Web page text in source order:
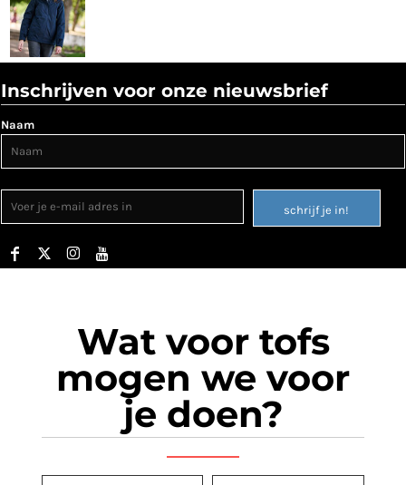
Inschrijven voor onze nieuwsbrief
Naam
schrijf je in!
Wat voor tofs
mogen we voor
je doen?